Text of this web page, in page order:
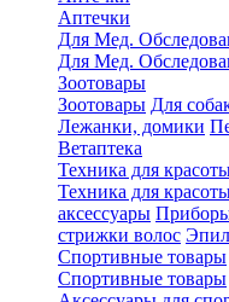
Аптечки
Для Мед.
Для Мед.
Зоотовары
Зоотовары Для
Лежанки, домики
Ветаптека
Техника для
Техника для
аксессуары
стрижки волос
Спортивные товары
Спортивные товары